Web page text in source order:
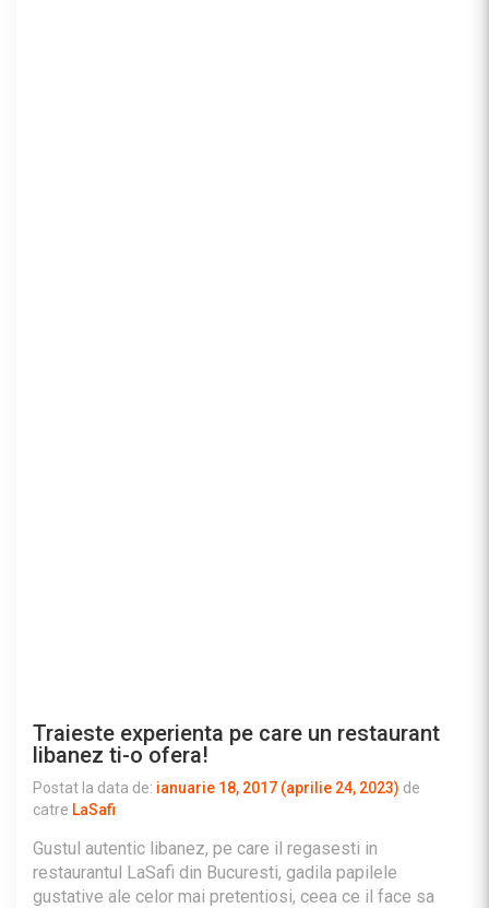
Traieste experienta pe care un restaurant
libanez ti-o ofera!
Postat la data de: ianuarie 18, 2017 (aprilie 24, 2023) de
catre LaSafi
Gustul autentic libanez, pe care il regasesti in
restaurantul LaSafi din Bucuresti, gadila papilele
gustative ale celor mai pretentiosi, ceea ce il face sa